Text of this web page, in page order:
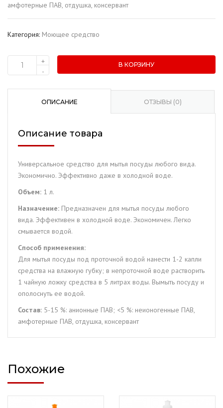
амфотерные ПАВ, отдушка, консервант
Категория: Моющее средство
Количество
Средство
"Day"
Яблоко
+
-
В КОРЗИНУ
ОПИСАНИЕ ОТЗЫВЫ (0)
Описание товара
Универсальное средство для мытья посуды любого вида.
Экономично. Эффективно даже в холодной воде.
Объем: 1 л.
Назначение: Предназначен для мытья посуды любого
вида. Эффективен в холодной воде. Экономичен. Легко
смывается водой.
Способ применения:
Для мытья посуды под проточной водой нанести 1-2 капли
средства на влажную губку; в непроточной воде растворить
1 чайную ложку средства в 5 литрах воды. Вымыть посуду и
ополоснуть ее водой.
Состав: 5-15 %: анионные ПАВ; <5 %: неионогенные ПАВ,
амфотерные ПАВ, отдушка, консервант
Похожие